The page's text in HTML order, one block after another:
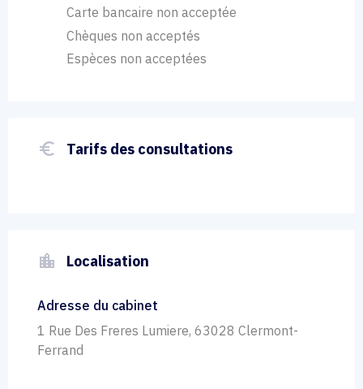
Carte bancaire non acceptée
Chèques non acceptés
Espèces non acceptées
euro_symbol Tarifs des consultations
location_city Localisation
Adresse du cabinet
1 Rue Des Freres Lumiere, 63028 Clermont-
Ferrand